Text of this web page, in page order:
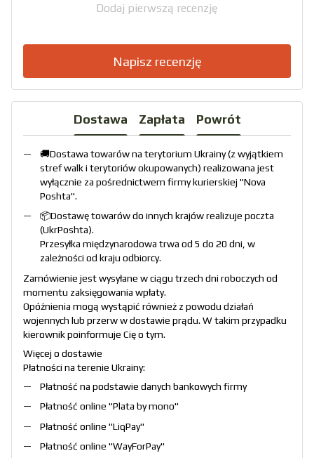
Dodaj pierwszą recenzję
Napisz recenzję
Dostawa Zapłata Powrót
🚚Dostawa towarów na terytorium Ukrainy (z wyjątkiem
stref walk i terytoriów okupowanych) realizowana jest
wyłącznie za pośrednictwem firmy kurierskiej "Nova
Poshta".
📦Dostawę towarów do innych krajów realizuje poczta
(UkrPoshta).
Przesyłka międzynarodowa trwa od 5 do 20 dni, w
zależności od kraju odbiorcy.
Zamówienie jest wysyłane w ciągu trzech dni roboczych od
momentu zaksięgowania wpłaty.
Opóźnienia mogą wystąpić również z powodu działań
wojennych lub przerw w dostawie prądu. W takim przypadku
kierownik poinformuje Cię o tym.
Więcej o dostawie
Płatności na terenie Ukrainy:
Płatność na podstawie danych bankowych firmy
Płatność online "Plata by mono"
Płatność online "LiqPay"
Płatność online "WayForPay"